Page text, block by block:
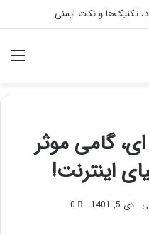
تکنیک‌ها و نکات ایمنی
گامی موثر
اینترنت!
5, 1401
0